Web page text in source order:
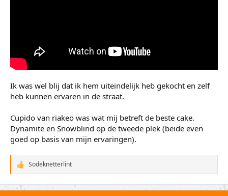
Ik was wel blij dat ik hem uiteindelijk heb gekocht en zelf
heb kunnen ervaren in de straat.
Cupido van riakeo was wat mij betreft de beste cake.
Dynamite en Snowblind op de tweede plek (beide even
goed op basis van mijn ervaringen).
W
a
a
r
Sodeknetterlint